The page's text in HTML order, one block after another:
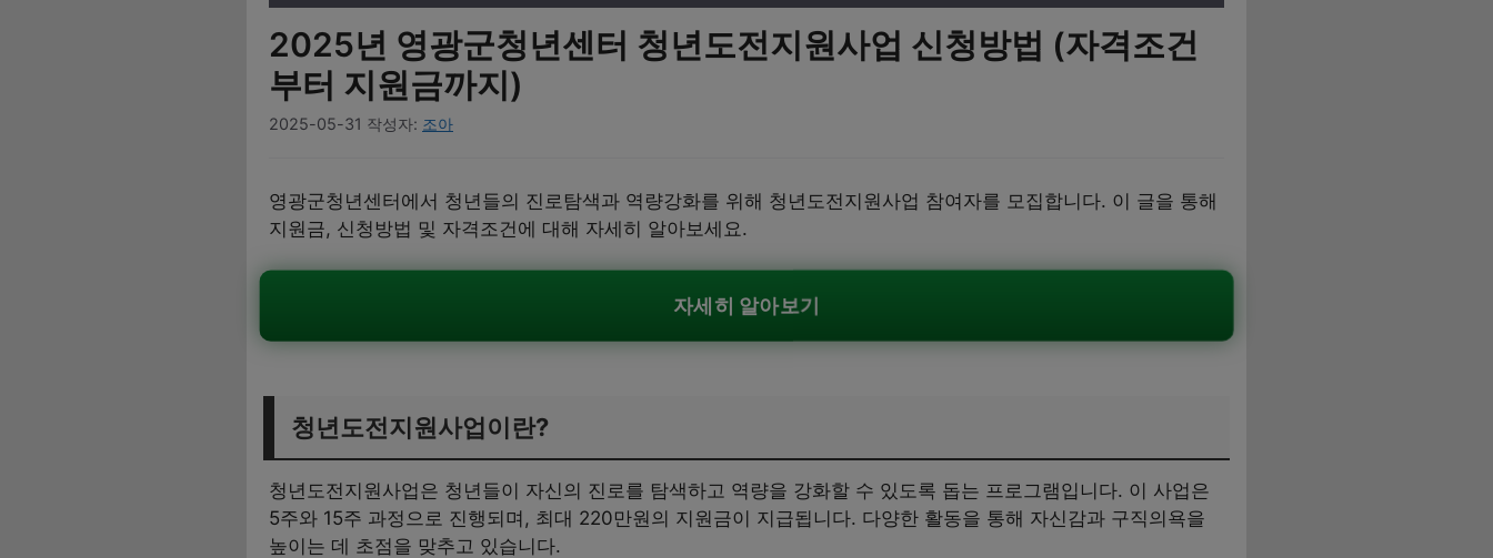
2025년 영광군청년센터 청년도전지원사업 신청방법 (자격조건
부터 지원금까지)
2025-05-31 작성자: 조아
영광군청년센터에서 청년들의 진로탐색과 역량강화를 위해 청년도전지원사업 참여자를 모집합니다. 이 글을 통해
지원금, 신청방법 및 자격조건에 대해 자세히 알아보세요.
자세히 알아보기
청년도전지원사업이란?
청년도전지원사업은 청년들이 자신의 진로를 탐색하고 역량을 강화할 수 있도록 돕는 프로그램입니다. 이 사업은
5주와 15주 과정으로 진행되며, 최대 220만원의 지원금이 지급됩니다. 다양한 활동을 통해 자신감과 구직의욕을
높이는 데 초점을 맞추고 있습니다.